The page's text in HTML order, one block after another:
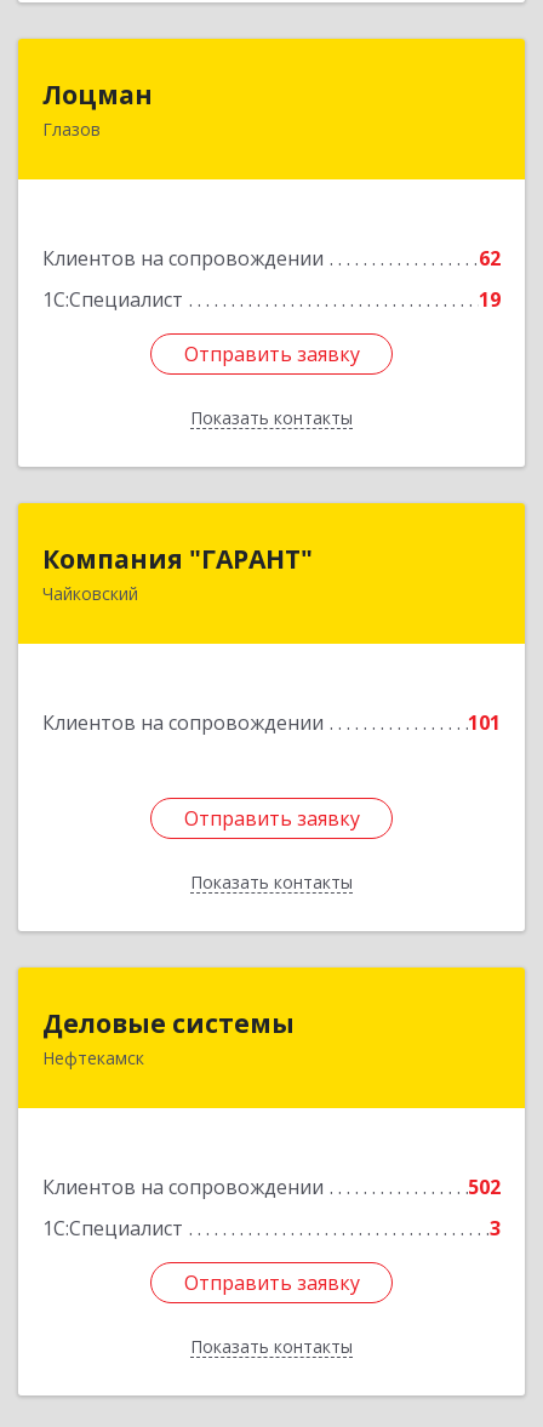
Лоцман
Глазов
Клиентов на сопровождении
62
1С:Специалист
19
Отправить заявку
Показать контакты
427620, Удмуртская Респ, Глазов г, Сибирская
Отправить заявку
Назад
Компания "ГАРАНТ"
Чайковский
Клиентов на сопровождении 101
Отправить заявку
Показать контакты
617760, Пермский край, Чайковский г, Карла
Отправить заявку
Назад
Деловые системы
Нефтекамск
Клиентов на сопровождении
502
1С:Специалист
3
Отправить заявку
Показать контакты
452689, Башкортостан Респ, Нефтекамск г,
Отправить заявку
Назад